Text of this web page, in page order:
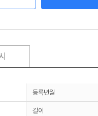
등록년월
길이